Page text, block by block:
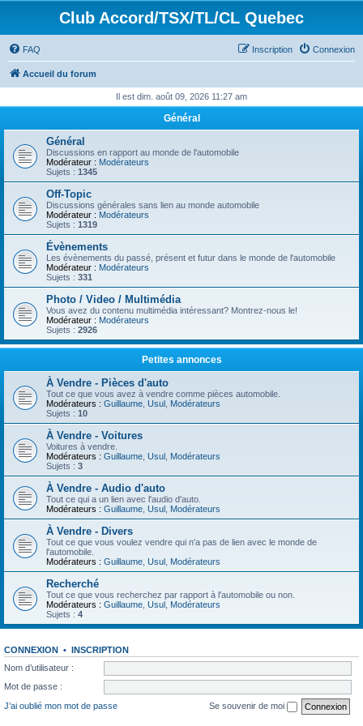
Club Accord/TSX/TL/CL Quebec
FAQ Connexion
Inscription
Accueil du forum
Il est dim. août 09, 2026 11:27 am
Général
Général
Discussions en rapport au monde de l'automobile
Modérateur : Modérateurs
Sujets : 1345
Off-Topic
Discussions générales sans lien au monde automobile
Modérateur : Modérateurs
Sujets : 1319
Évènements
Les évènements du passé, présent et futur dans le monde de l'automobile
Modérateur : Modérateurs
Sujets : 331
Photo / Video / Multimédia
Vous avez du contenu multimédia intéressant? Montrez-nous le!
Modérateur : Modérateurs
Sujets : 2926
Petites annonces
À Vendre - Pièces d'auto
Tout ce que vous avez à vendre comme pièces automobile.
Modérateurs : Guillaume Usul Modérateurs
Sujets : 10
À Vendre - Voitures
Voitures à vendre.
Modérateurs : Guillaume Usul Modérateurs
Sujets : 3
À Vendre - Audio d'auto
Tout ce qui a un lien avec l'audio d'auto.
Modérateurs : Guillaume Usul Modérateurs
À Vendre - Divers
Tout ce que vous voulez vendre qui n'a pas de lien avec le monde de
l'automobile.
Modérateurs : Guillaume Usul Modérateurs
Recherché
Tout ce que vous recherchez par rapport à l'automobile ou non.
Modérateurs : Guillaume Usul Modérateurs
Sujets : 4
CONNEXION • INSCRIPTION
Nom d’utilisateur :
Mot de passe :
J’ai oublié mon mot de passe
Se souvenir de moi